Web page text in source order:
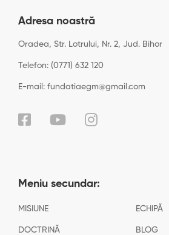
Adresa noastră
Oradea, Str. Lotrului, Nr. 2, Jud. Bihor
Telefon: (0771) 632 120
E-mail: fundatiaegm@gmail.com
Meniu secundar:
MISIUNE ECHIPĂ
DOCTRINĂ BLOG